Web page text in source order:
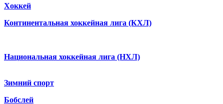
Хоккей
Континентальная хоккейная лига (КХЛ)
Национальная хоккейная лига (НХЛ)
Зимний спорт
Бобслей